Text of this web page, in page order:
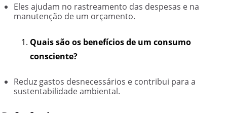
Eles ajudam no rastreamento das despesas e na
manutenção de um orçamento.
Quais são os benefícios de um consumo
consciente?
Reduz gastos desnecessários e contribui para a
sustentabilidade ambiental.